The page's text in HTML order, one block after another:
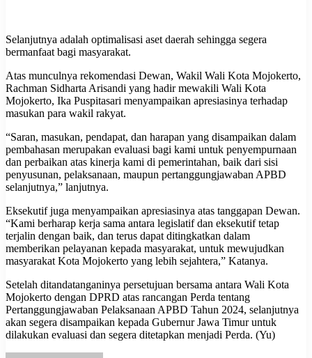
Selanjutnya adalah optimalisasi aset daerah sehingga segera
bermanfaat bagi masyarakat.
Atas munculnya rekomendasi Dewan, Wakil Wali Kota Mojokerto,
Rachman Sidharta Arisandi yang hadir mewakili Wali Kota
Mojokerto, Ika Puspitasari menyampaikan apresiasinya terhadap
masukan para wakil rakyat.
“Saran, masukan, pendapat, dan harapan yang disampaikan dalam
pembahasan merupakan evaluasi bagi kami untuk penyempurnaan
dan perbaikan atas kinerja kami di pemerintahan, baik dari sisi
penyusunan, pelaksanaan, maupun pertanggungjawaban APBD
selanjutnya,” lanjutnya.
Eksekutif juga menyampaikan apresiasinya atas tanggapan Dewan.
“Kami berharap kerja sama antara legislatif dan eksekutif tetap
terjalin dengan baik, dan terus dapat ditingkatkan dalam
memberikan pelayanan kepada masyarakat, untuk mewujudkan
masyarakat Kota Mojokerto yang lebih sejahtera,” Katanya.
Setelah ditandatanganinya persetujuan bersama antara Wali Kota
Mojokerto dengan DPRD atas rancangan Perda tentang
Pertanggungjawaban Pelaksanaan APBD Tahun 2024, selanjutnya
akan segera disampaikan kepada Gubernur Jawa Timur untuk
dilakukan evaluasi dan segera ditetapkan menjadi Perda. (Yu)